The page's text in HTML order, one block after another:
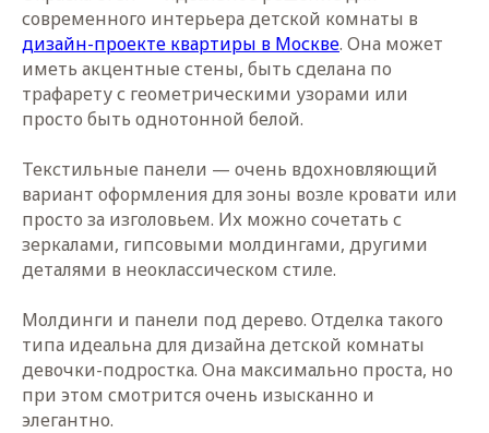
современного интерьера детской комнаты в
дизайн-проекте квартиры в Москве. Она может
иметь акцентные стены, быть сделана по
трафарету с геометрическими узорами или
просто быть однотонной белой.
Текстильные панели — очень вдохновляющий
вариант оформления для зоны возле кровати или
просто за изголовьем. Их можно сочетать с
зеркалами, гипсовыми молдингами, другими
деталями в неоклассическом стиле.
Молдинги и панели под дерево. Отделка такого
типа идеальна для дизайна детской комнаты
девочки-подростка. Она максимально проста, но
при этом смотрится очень изысканно и
элегантно.